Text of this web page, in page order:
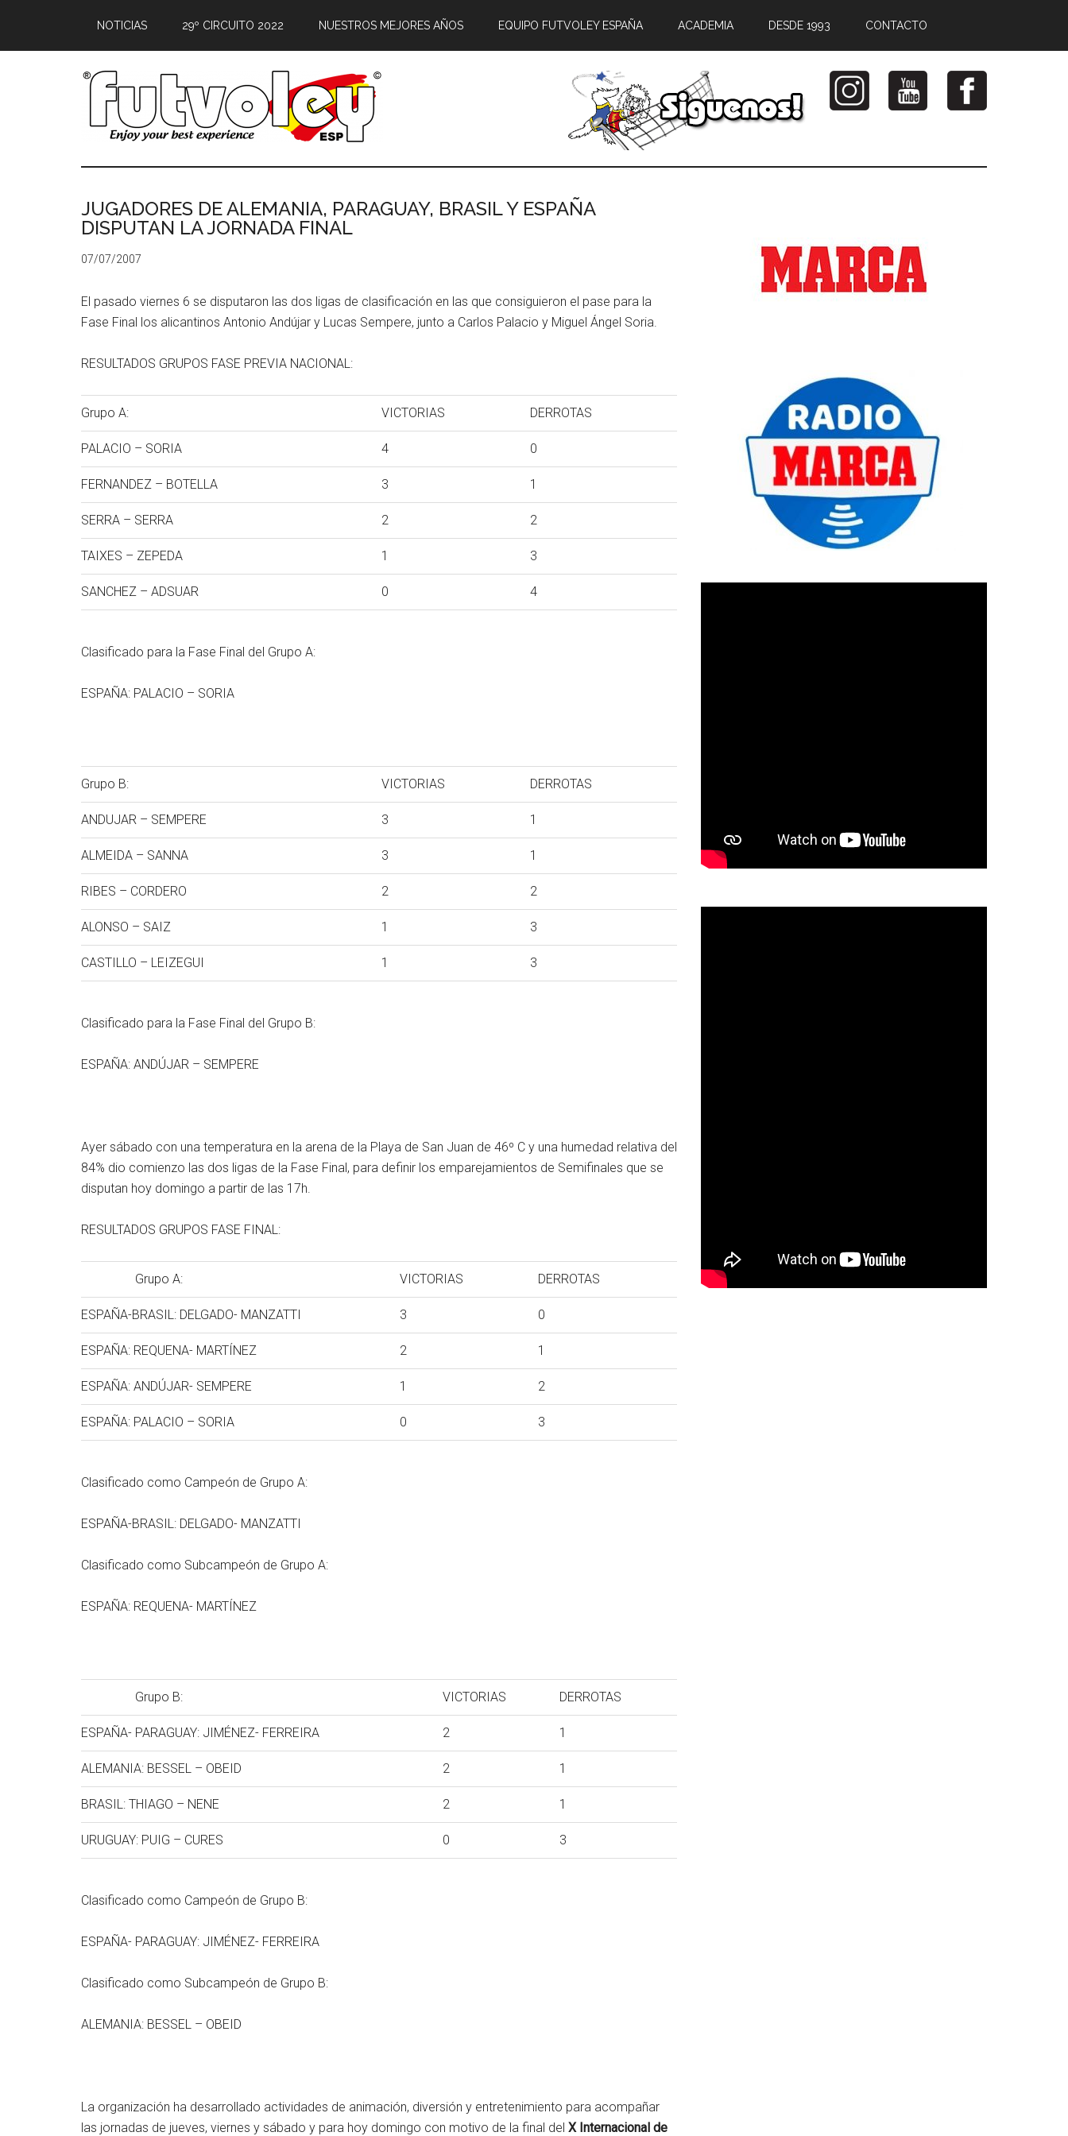
NOTICIAS 29º CIRCUITO 2022 NUESTROS MEJORES AÑOS EQUIPO FUTVOLEY ESPAÑA ACADEMIA DESDE 1993 CONTACTO
JUGADORES DE ALEMANIA, PARAGUAY, BRASIL Y ESPAÑA
DISPUTAN LA JORNADA FINAL
07/07/2007
El pasado viernes 6 se disputaron las dos ligas de clasificación en las que consiguieron el pase para la
Fase Final los alicantinos Antonio Andújar y Lucas Sempere, junto a Carlos Palacio y Miguel Ángel Soria.
RESULTADOS GRUPOS FASE PREVIA NACIONAL:
Grupo A: VICTORIAS DERROTAS
PALACIO – SORIA 4 0
FERNANDEZ – BOTELLA 3 1
SERRA – SERRA 2 2
TAIXES – ZEPEDA 1 3
SANCHEZ – ADSUAR 0 4
Clasificado para la Fase Final del Grupo A:
ESPAÑA: PALACIO – SORIA
Grupo B: VICTORIAS DERROTAS
ANDUJAR – SEMPERE 3 1
ALMEIDA – SANNA 3 1
RIBES – CORDERO 2 2
ALONSO – SAIZ 1 3
CASTILLO – LEIZEGUI 1 3
Clasificado para la Fase Final del Grupo B:
ESPAÑA: ANDÚJAR – SEMPERE
Ayer sábado con una temperatura en la arena de la Playa de San Juan de 46º C y una humedad relativa del
84% dio comienzo las dos ligas de la Fase Final, para definir los emparejamientos de Semifinales que se
disputan hoy domingo a partir de las 17h.
RESULTADOS GRUPOS FASE FINAL:
Grupo A: VICTORIAS DERROTAS
ESPAÑA-BRASIL: DELGADO- MANZATTI 3 0
ESPAÑA: REQUENA- MARTÍNEZ 2 1
ESPAÑA: ANDÚJAR- SEMPERE 1 2
ESPAÑA: PALACIO – SORIA 0 3
Clasificado como Campeón de Grupo A:
ESPAÑA-BRASIL: DELGADO- MANZATTI
Clasificado como Subcampeón de Grupo A:
ESPAÑA: REQUENA- MARTÍNEZ
Grupo B: VICTORIAS DERROTAS
ESPAÑA- PARAGUAY: JIMÉNEZ- FERREIRA 2 1
ALEMANIA: BESSEL – OBEID 2 1
BRASIL: THIAGO – NENE 2 1
URUGUAY: PUIG – CURES 0 3
Clasificado como Campeón de Grupo B:
ESPAÑA- PARAGUAY: JIMÉNEZ- FERREIRA
Clasificado como Subcampeón de Grupo B:
ALEMANIA: BESSEL – OBEID
La organización ha desarrollado actividades de animación, diversión y entretenimiento para acompañar
las jornadas de jueves, viernes y sábado y para hoy domingo con motivo de la final del X Internacional de